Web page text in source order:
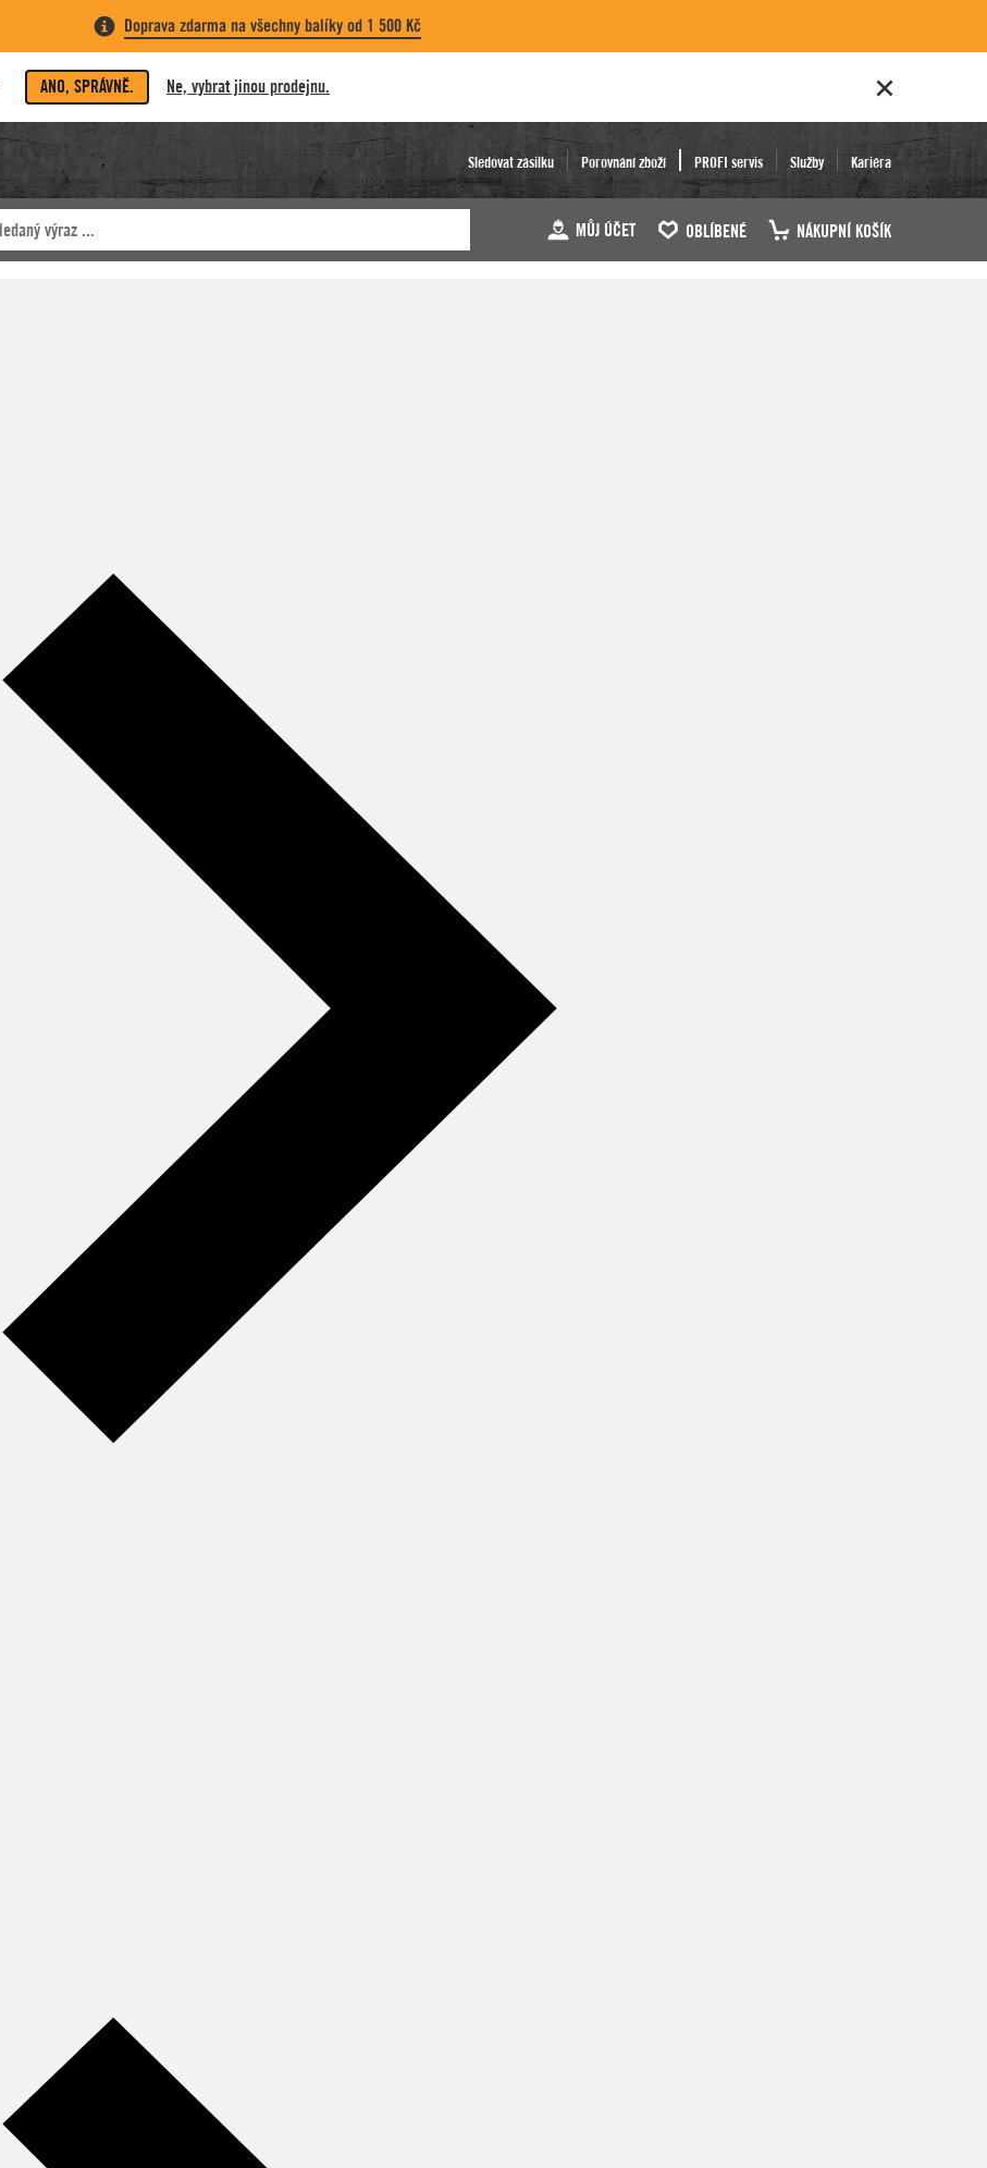
Doprava zdarma na všechny balíky od 1 500 Kč
ANO, SPRÁVNĚ. Ne, vybrat jinou prodejnu.
Sledovat zásilku Porovnání zboží PROFI servis Služby Kariéra
MŮJ ÚČET OBLÍBENÉ NÁKUPNÍ KOŠÍK